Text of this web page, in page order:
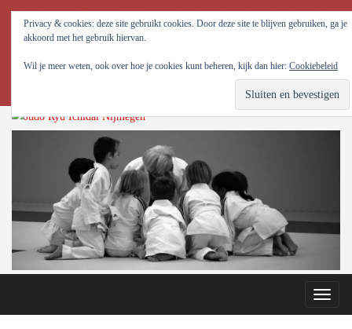
Judo Ryu Ichidai Nijmegen - Alle potentiële krachten in jezelf optimaal tot
ontwikkeling brengen!
Toggle
Privacy & cookies: deze site gebruikt cookies. Door deze site te blijven gebruiken, ga je
akkoord met het gebruik hiervan.
Wil je meer weten, ook over hoe je cookies kunt beheren, kijk dan hier: Cookiebeleid